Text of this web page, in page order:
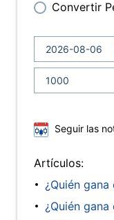
Convertir
Seguir las
Artículos:
¿Quién
¿Quién